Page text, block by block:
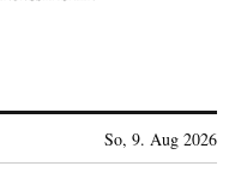
So, 9. Aug 2026